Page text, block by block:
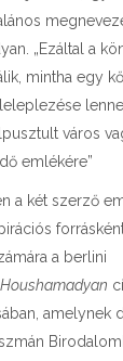
„Ezáltal a
mintha egy
város
emlékére”
a két szerző
a berlini
Houshamadyan
amelynek